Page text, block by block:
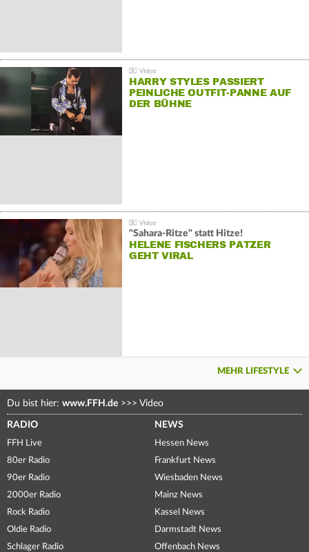
HARRY STYLES PASSIERT
PEINLICHE OUTFIT-PANNE AUF
DER BÜHNE
"Sahara-Ritze" statt Hitze!
HELENE FISCHERS PATZER
GEHT VIRAL
MEHR LIFESTYLE
Du bist hier: www.FFH.de >>> Video
RADIO
FFH Live
80er Radio
90er Radio
2000er Radio
Rock Radio
Oldie Radio
Schlager Radio
NEWS
Hessen News
Frankfurt News
Wiesbaden News
Mainz News
Kassel News
Darmstadt News
Offenbach News